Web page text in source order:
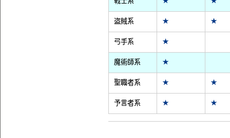
戦士系 ★ ★
盗賊系 ★ ★
弓手系 ★
魔術師系 ★
聖職者系 ★ ★
予言者系 ★ ★